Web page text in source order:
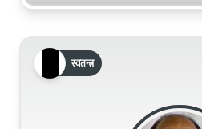
स्वतन्त्र